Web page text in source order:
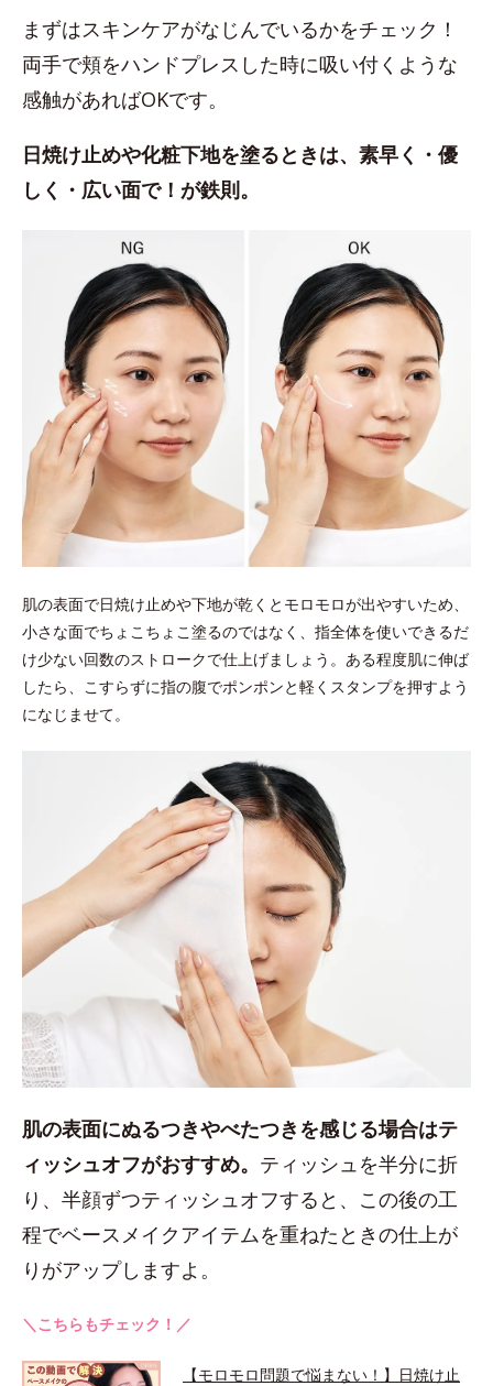
まずはスキンケアがなじんでいるかをチェック！
両手で頬をハンドプレスした時に吸い付くような
感触があればOKです。
日焼け止めや化粧下地を塗るときは、素早く・優
しく・広い面で！が鉄則。
肌の表面で日焼け止めや下地が乾くとモロモロが出やすいため、
小さな面でちょこちょこ塗るのではなく、指全体を使いできるだ
け少ない回数のストロークで仕上げましょう。ある程度肌に伸ば
したら、こすらずに指の腹でポンポンと軽くスタンプを押すよう
になじませて。
肌の表面にぬるつきやべたつきを感じる場合はテ
ィッシュオフがおすすめ。 ティッシュを半分に折
り、半顔ずつティッシュオフすると、この後の工
程でベースメイクアイテムを重ねたときの仕上が
りがアップしますよ。
＼こちらもチェック！／
【モロモロ問題で悩まない！】日焼け止